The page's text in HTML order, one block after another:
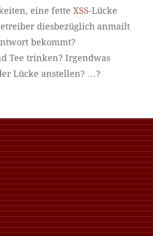
eine fette XSS-Lücke
diesbezüglich anmailt
bekommt?
Tee trinken? Irgendwas
Lücke anstellen? …?